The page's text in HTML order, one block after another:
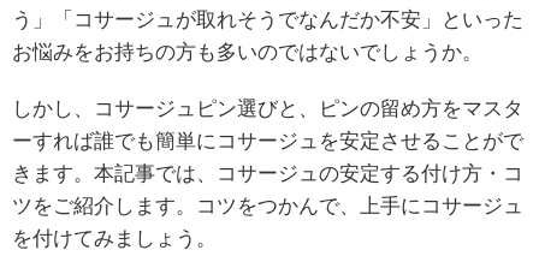
う」「コサージュが取れそうでなんだか不安」といった
お悩みをお持ちの方も多いのではないでしょうか。
しかし、コサージュピン選びと、ピンの留め方をマスタ
ーすれば誰でも簡単にコサージュを安定させることがで
きます。本記事では、コサージュの安定する付け方・コ
ツをご紹介します。コツをつかんで、上手にコサージュ
を付けてみましょう。